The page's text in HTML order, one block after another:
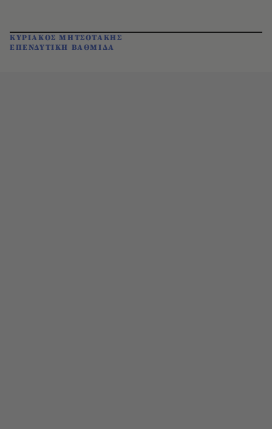
ΚΥΡΙΑΚΟΣ ΜΗΤΣΟΤΑΚΗΣ
ΕΠΕΝΔΥΤΙΚΗ ΒΑΘΜΙΔΑ